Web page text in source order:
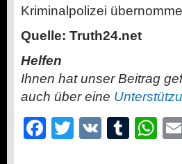
Kriminalpolizei
Quelle: Truth24.net
Helfen
Ihnen hat unser Beitrag
auch über eine
Facebook
Twitter
VK